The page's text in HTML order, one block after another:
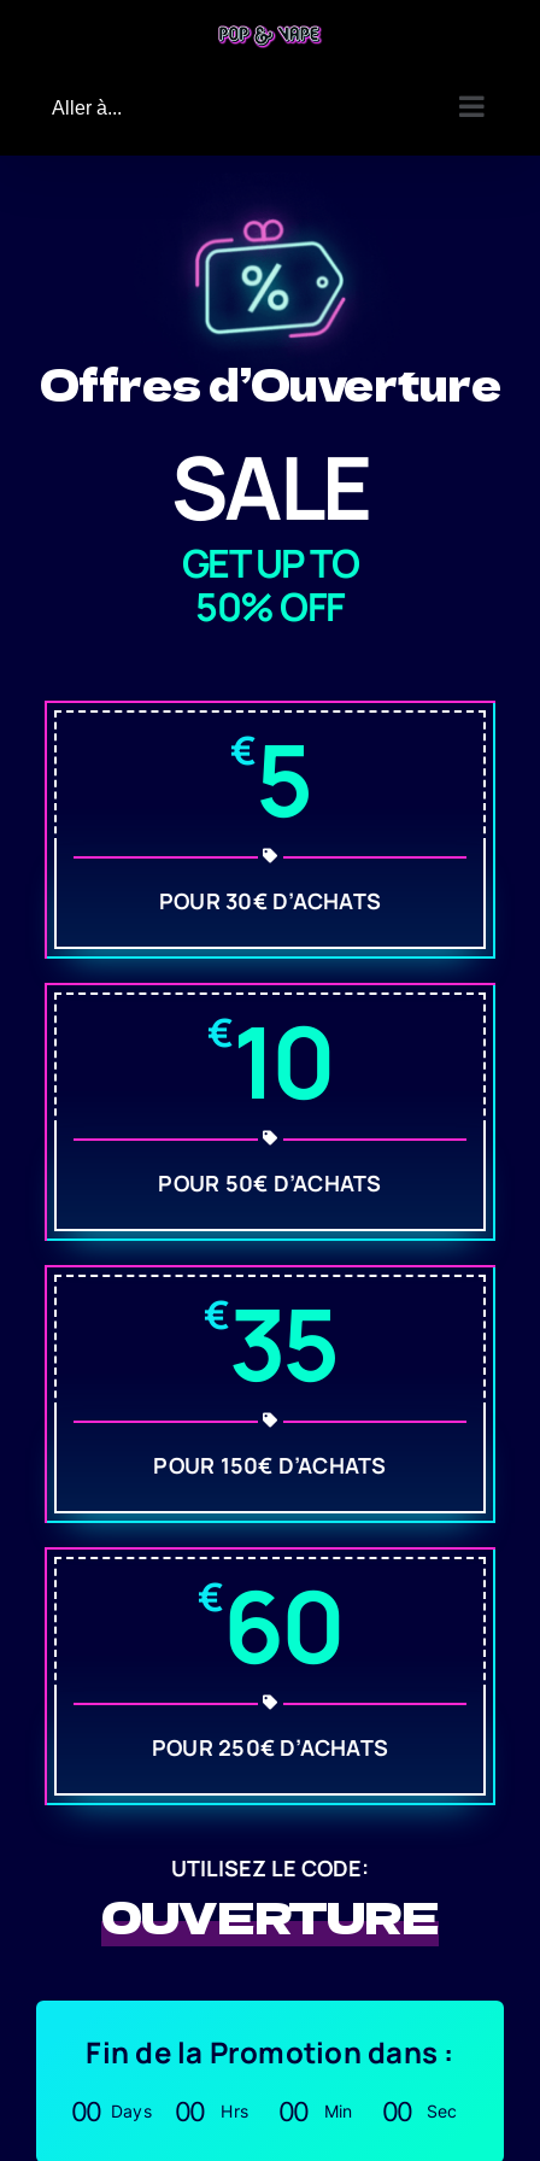
Aller à...
Offres d’Ouverture
SALE
GET UP TO
50% OFF
€5
POUR 30€ D’ACHATS
€10
POUR 50€ D’ACHATS
€35
POUR 150€ D’ACHATS
€60
POUR 250€ D’ACHATS
UTILISEZ LE CODE:
OUVERTURE
Fin de la Promotion dans :
00 Days 00 Hrs 00 Min 00 Sec